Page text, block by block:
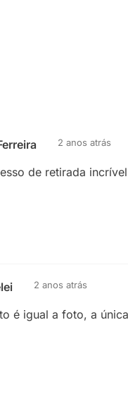
2 anos atrás
de retirada
2 anos atrás
é igual a foto, a